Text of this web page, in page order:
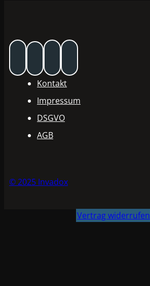
Kontakt
Impressum
DSGVO
AGB
© 2025 Invadox
Vertrag widerrufen